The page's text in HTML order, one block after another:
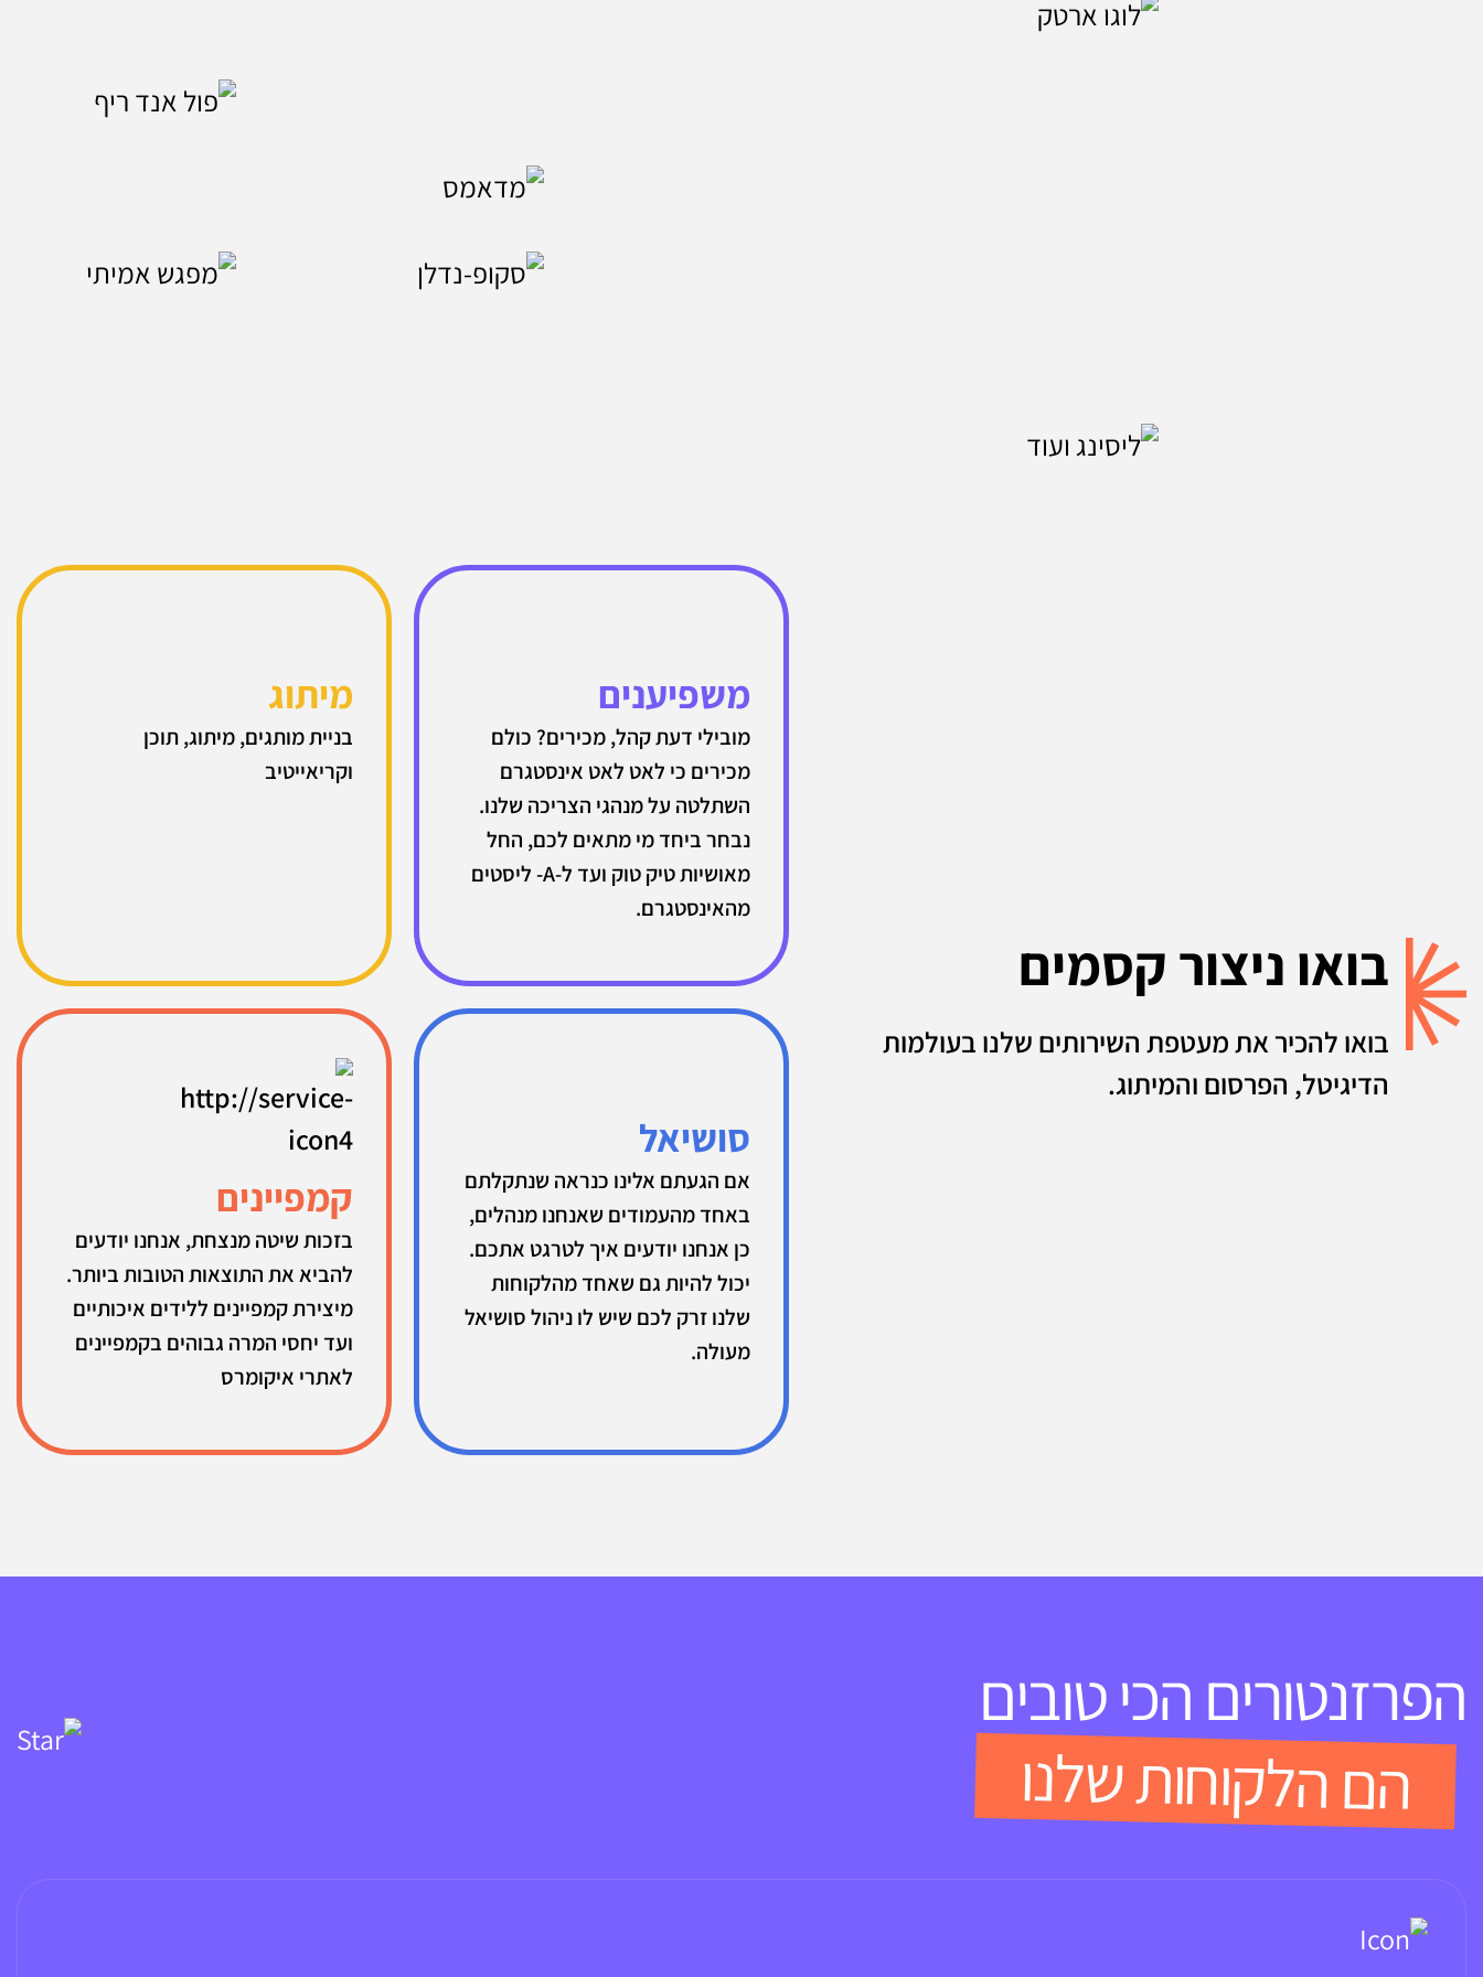
בואו ניצור קסמים
בואו להכיר את מעטפת השירותים שלנו בעולמות
הדיגיטל, הפרסום והמיתוג.
משפיענים
מובילי דעת קהל, מכירים? כולם
מכירים כי לאט לאט אינסטגרם
השתלטה על מנהגי הצריכה שלנו.
נבחר ביחד מי מתאים לכם, החל
מאושיות טיק טוק ועד ל-A- ליסטים
מהאינסטגרם.
מיתוג
בניית מותגים, מיתוג, תוכן
וקריאייטיב
סושיאל
אם הגעתם אלינו כנראה שנתקלתם
באחד מהעמודים שאנחנו מנהלים,
כן אנחנו יודעים איך לטרגט אתכם.
יכול להיות גם שאחד מהלקוחות
שלנו זרק לכם שיש לו ניהול סושיאל
מעולה.
קמפיינים
בזכות שיטה מנצחת, אנחנו יודעים
להביא את התוצאות הטובות ביותר.
מיצירת קמפיינים ללידים איכותיים
ועד יחסי המרה גבוהים בקמפיינים
לאתרי איקומרס
הפרזנטורים הכי טובים
הם הלקוחות שלנו